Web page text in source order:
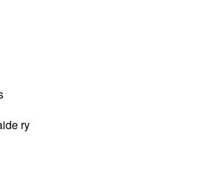
ry